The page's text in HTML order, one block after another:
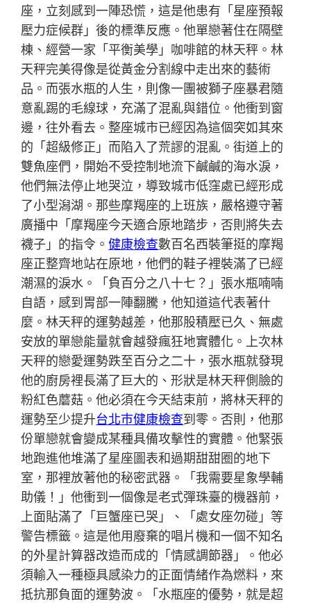
座，立刻感到一陣恐慌，這是他患有「星座預報
壓力症候群」後的標準反應。他單戀著住在隔壁
棟、經營一家「平衡美學」咖啡館的林天秤。林
天秤完美得像是從黃金分割線中走出來的藝術
品。而張水瓶的人生，則像一團被獅子座暴君隨
意亂踢的毛線球，充滿了混亂與錯位。他衝到窗
邊，往外看去。整座城市已經因為這個突如其來
的「超級修正」而陷入了荒謬的混亂。街道上的
雙魚座們，開始不受控制地流下鹹鹹的海水淚，
他們無法停止地哭泣，導致城市低窪處已經形成
了小型潟湖。那些摩羯座的上班族，嚴格遵守著
廣播中「摩羯座今天適合原地踏步，否則將失去
襪子」的指令。健康檢查數百名西裝筆挺的摩羯
座正整齊地站在原地，他們的鞋子裡裝滿了已經
潮濕的淚水。「負百分之八十七？」張水瓶喃喃
自語，感到胃部一陣翻騰，他知道這代表著什
麼。林天秤的運勢越差，他那股積壓已久、無處
安放的單戀能量就會越發瘋狂地實體化。上次林
天秤的戀愛運勢跌至百分之二十，張水瓶就發現
他的廚房裡長滿了巨大的、形狀是林天秤側臉的
粉紅色蘑菇。他必須在今天結束前，將林天秤的
運勢至少提升台北巿健康檢查到零。否則，他那
份單戀就會變成某種具備攻擊性的實體。他緊張
地跑進他堆滿了星座圖表和過期甜甜圈的地下
室，那裡放著他的秘密武器。「我需要星象學輔
助儀！」他衝到一個像是老式彈珠臺的機器前，
上面貼滿了「巨蟹座已哭」、「處女座勿碰」等
警告標籤。這是他用廢棄的唱片機和一個不知名
的外星計算器改造而成的「情感調節器」。他必
須輸入一種極具感染力的正面情緒作為燃料，來
抵抗那負面的運勢波。「水瓶座的優勢，就是超